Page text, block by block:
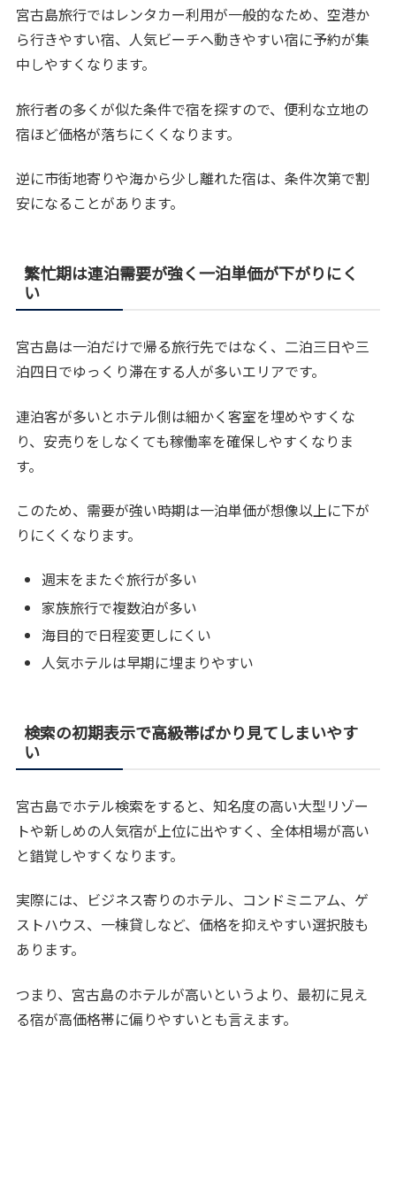
宮古島旅行ではレンタカー利用が一般的なため、空港か
ら行きやすい宿、人気ビーチへ動きやすい宿に予約が集
中しやすくなります。
旅行者の多くが似た条件で宿を探すので、便利な立地の
宿ほど価格が落ちにくくなります。
逆に市街地寄りや海から少し離れた宿は、条件次第で割
安になることがあります。
繁忙期は連泊需要が強く一泊単価が下がりにく
い
宮古島は一泊だけで帰る旅行先ではなく、二泊三日や三
泊四日でゆっくり滞在する人が多いエリアです。
連泊客が多いとホテル側は細かく客室を埋めやすくな
り、安売りをしなくても稼働率を確保しやすくなりま
す。
このため、需要が強い時期は一泊単価が想像以上に下が
りにくくなります。
週末をまたぐ旅行が多い
家族旅行で複数泊が多い
海目的で日程変更しにくい
人気ホテルは早期に埋まりやすい
検索の初期表示で高級帯ばかり見てしまいやす
い
宮古島でホテル検索をすると、知名度の高い大型リゾー
トや新しめの人気宿が上位に出やすく、全体相場が高い
と錯覚しやすくなります。
実際には、ビジネス寄りのホテル、コンドミニアム、ゲ
ストハウス、一棟貸しなど、価格を抑えやすい選択肢も
あります。
つまり、宮古島のホテルが高いというより、最初に見え
る宿が高価格帯に偏りやすいとも言えます。